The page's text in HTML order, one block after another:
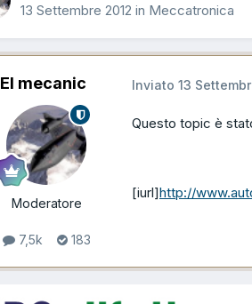
13 Settembre 2012 in Meccatronica
El mecanic
Moderatore
7,5k 183
Inviato 13
Questo topic è
[iurl]http://